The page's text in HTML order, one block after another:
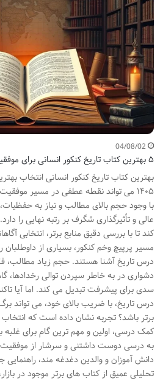
04/08/02
۵ بهترین کتاب تاریخ کنکور انسانی برای موفقیت قطعی
بهترین کتاب تاریخ کنکور انسانی انتخاب
۱۴۰۵ می تواند نقطه عطفی در مسیر
با وجود حجم بالای مطالب و نیاز به
عالی و تأثیرگذاری شگرف بر رتبه نهایی را
کند تا با بررسی دقیق منابع برتر، انتخابی
مسیر پرپیچ وخم کنکور، بسیاری از
درس تاریخ آشنا هستند. حجم زیاد مطالب،
دشواری در به خاطر سپردن توالی رخدادها،
سدی برای پیشرفت تبدیل می کند. اما آیا
درس تاریخ، با ضریب بالای خود، می تواند
برتر باشد؟ تجربه نشان داده است که
کمک درسی، اولین و مهم ترین گام برای غلبه
به درسی دوست داشتنی و سرشار از موفقیت
دانش آموزان و والدین دغدغه مند، راهنمایی
تحلیلی عمیق از کتاب های برتر موجود در